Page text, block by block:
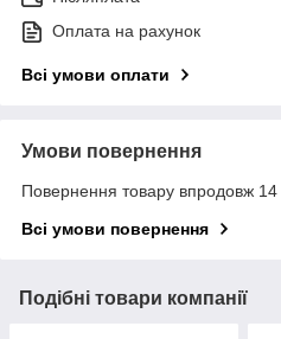
Оплата на рахунок
Всі умови оплати
Умови повернення
Повернення товару впродовж 14
Всі умови повернення
Подібні товари компанії